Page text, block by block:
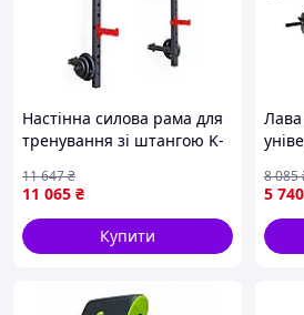
Настінна силова рама для
тренування зі штангою K-
труби дозволять підвісити
обтяжені тарілки після
трену
11 065 ₴
11 647₴
Купити
5 740
8 085